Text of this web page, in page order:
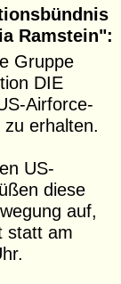
Ramstein":
Gruppe
DIE
Airforce-
erhalten.
US-
diese
auf,
statt am